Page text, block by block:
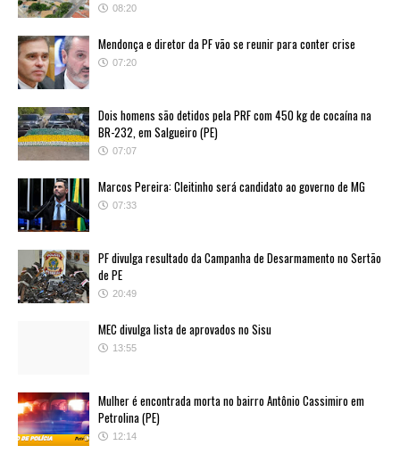
08:20
Mendonça e diretor da PF vão se reunir para conter crise
07:20
Dois homens são detidos pela PRF com 450 kg de cocaína na
BR-232, em Salgueiro (PE)
07:07
Marcos Pereira: Cleitinho será candidato ao governo de MG
07:33
PF divulga resultado da Campanha de Desarmamento no Sertão
de PE
20:49
MEC divulga lista de aprovados no Sisu
13:55
Mulher é encontrada morta no bairro Antônio Cassimiro em
Petrolina (PE)
12:14